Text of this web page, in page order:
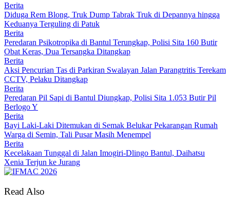
Berita
Diduga Rem Blong, Truk Dump Tabrak Truk di Depannya hingga
Keduanya Terguling di Patuk
Berita
Peredaran Psikotropika di Bantul Terungkap, Polisi Sita 160 Butir
Obat Keras, Dua Tersangka Ditangkap
Berita
Aksi Pencurian Tas di Parkiran Swalayan Jalan Parangtritis Terekam
CCTV, Pelaku Ditangkap
Berita
Peredaran Pil Sapi di Bantul Diungkap, Polisi Sita 1.053 Butir Pil
Berlogo Y
Berita
Bayi Laki-Laki Ditemukan di Semak Belukar Pekarangan Rumah
Warga di Semin, Tali Pusar Masih Menempel
Berita
Kecelakaan Tunggal di Jalan Imogiri-Dlingo Bantul, Daihatsu
Xenia Terjun ke Jurang
Read Also